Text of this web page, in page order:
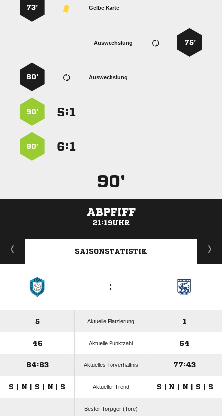
Gelbe Karte
73’
75’
Auswechslung
Auswechslung
80’
:
90’
:
90’
90'
ABPFIFF
21:19UHR
ANZEIGE
SAISONSTATISTIK
:
5 Aktuelle Platzierung 1
46 Aktuelle Punktzahl 64
84:63 Aktuelles Torverhältnis 77:43
S | N | S | N | S Aktueller Trend S | N | N | S | S
Bester Torjäger (Tore)